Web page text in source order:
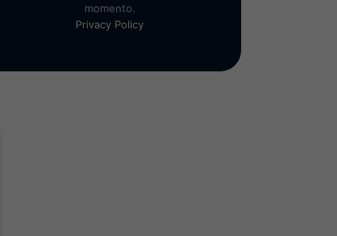
momento.
Privacy Policy